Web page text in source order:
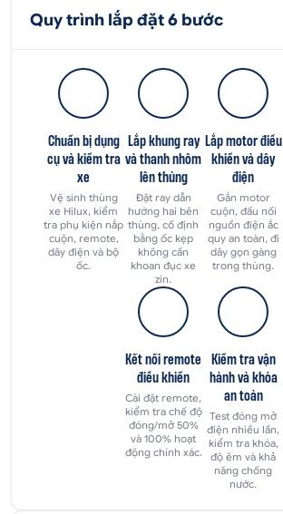
Quy trình lắp đặt 6 bước
Chuẩn bị dụng
cụ và kiểm tra
xe
Vệ sinh thùng
xe Hilux, kiểm
tra phụ kiện nắp
cuộn, remote,
dây điện và bộ
ốc.
Lắp khung ray
và thanh nhôm
lên thùng
Đặt ray dẫn
hướng hai bên
thùng, cố định
bằng ốc kẹp
không cần
khoan đục xe
zin.
Lắp motor điều
khiển và dây
điện
Gắn motor
cuộn, đấu nối
nguồn điện ắc
quy an toàn, đi
dây gọn gàng
trong thùng.
Kết nối remote
điều khiển
Cài đặt remote,
kiểm tra chế độ
đóng/mở 50%
và 100% hoạt
động chính xác.
Kiểm tra vận
hành và khóa
an toàn
Test đóng mở
điện nhiều lần,
kiểm tra khóa,
độ êm và khả
năng chống
nước.